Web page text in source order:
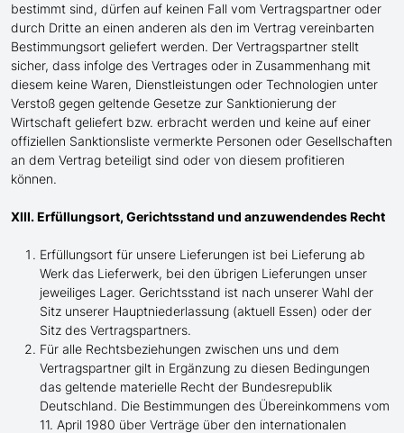
bestimmt sind, dürfen auf keinen Fall vom Vertragspartner oder
durch Dritte an einen anderen als den im Vertrag vereinbarten
Bestimmungsort geliefert werden. Der Vertragspartner stellt
sicher, dass infolge des Vertrages oder in Zusammenhang mit
diesem keine Waren, Dienstleistungen oder Technologien unter
Verstoß gegen geltende Gesetze zur Sanktionierung der
Wirtschaft geliefert bzw. erbracht werden und keine auf einer
offiziellen Sanktionsliste vermerkte Personen oder Gesellschaften
an dem Vertrag beteiligt sind oder von diesem profitieren
können.
XIII. Erfüllungsort, Gerichtsstand und anzuwendendes Recht
Erfüllungsort für unsere Lieferungen ist bei Lieferung ab
Werk das Lieferwerk, bei den übrigen Lieferungen unser
jeweiliges Lager. Gerichtsstand ist nach unserer Wahl der
Sitz unserer Hauptniederlassung (aktuell Essen) oder der
Sitz des Vertragspartners.
Für alle Rechtsbeziehungen zwischen uns und dem
Vertragspartner gilt in Ergänzung zu diesen Bedingungen
das geltende materielle Recht der Bundesrepublik
Deutschland. Die Bestimmungen des Übereinkommens vom
11. April 1980 über Verträge über den internationalen